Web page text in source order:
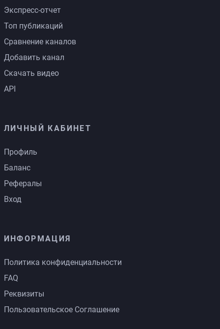
Экспресс-отчет
Топ публикаций
Сравнение каналов
Добавить канал
Скачать видео
API
ЛИЧНЫЙ КАБИНЕТ
Профиль
Баланс
Рефералы
Вход
ИНФОРМАЦИЯ
Политика конфиденциальности
FAQ
Реквизиты
Пользовательское Соглашение